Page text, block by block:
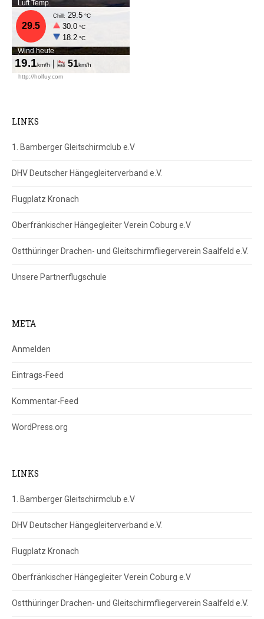
LINKS
1. Bamberger Gleitschirmclub e.V
DHV Deutscher Hängegleiterverband e.V.
Flugplatz Kronach
Oberfränkischer Hängegleiter Verein Coburg e.V
Ostthüringer Drachen- und Gleitschirmfliegerverein Saalfeld e.V.
Unsere Partnerflugschule
META
Anmelden
Eintrags-Feed
Kommentar-Feed
WordPress.org
LINKS
1. Bamberger Gleitschirmclub e.V
DHV Deutscher Hängegleiterverband e.V.
Flugplatz Kronach
Oberfränkischer Hängegleiter Verein Coburg e.V
Ostthüringer Drachen- und Gleitschirmfliegerverein Saalfeld e.V.